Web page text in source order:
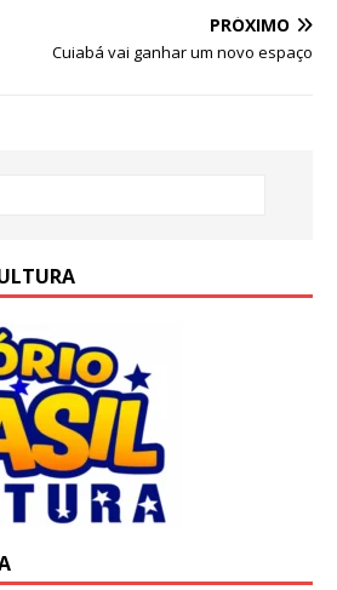
PRÓXIMO
Cuiabá vai ganhar um novo espaço